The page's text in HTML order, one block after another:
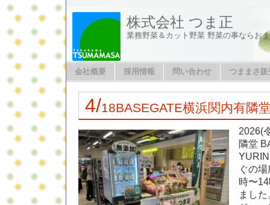
株式会社 つま正
業務野菜＆カット野菜 野菜の事ならお
会社概要 採用情報 問い合わせ つままさ
4/18BASEGATE横浜関内有隣
2026(
隣堂
ぐの
時〜
まし